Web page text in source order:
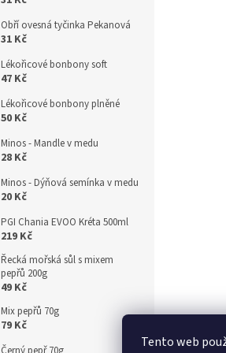
Tento web
Obří ovesná tyčinka Pekanová
31 Kč
Lékořicové bonbony soft
47 Kč
Lékořicové bonbony plněné
50 Kč
Minos - Mandle v medu
28 Kč
Minos - Dýňová semínka v medu
20 Kč
PGI Chania EVOO Kréta 500ml
219 Kč
Řecká mořská sůl s mixem
pepřů 200g
49 Kč
Mix pepřů 70g
79 Kč